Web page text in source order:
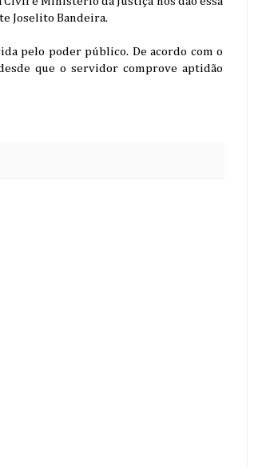
Joselito Bandeira.
pelo poder público. De acordo com o
que o servidor comprove aptidão